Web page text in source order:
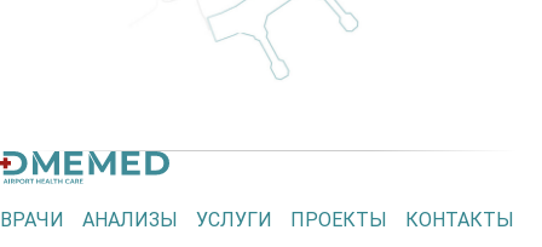
ВРАЧИ АНАЛИЗЫ УСЛУГИ ПРОЕКТЫ
КОНТАКТЫ